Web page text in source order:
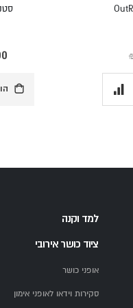
למד וקנה
ציוד כושר אירובי
אופני כושר
סקירות וידאו לאופני אימון